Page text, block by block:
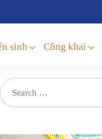
sinh Công khai